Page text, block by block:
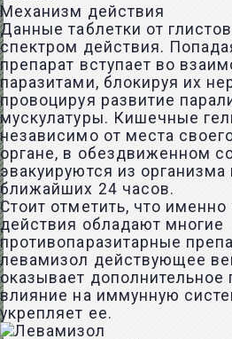
Механизм действия
Данные таблетки от
спектром действия.
препарат вступает во
паразитами, блокируя их
провоцируя развитие
мускулатуры. Кишечные
независимо от места
органе, в обездвиженном
эвакуируются из организма
ближайших 24 часов.
Стоит отметить, что
действия обладают многие
противопаразитарные
левамизол действующее
оказывает дополнительное
влияние на иммунную
укрепляет ее.